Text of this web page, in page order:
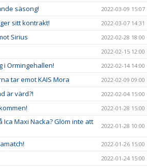
säsong! 2022-03-09 15:07
sitt kontrakt! 2022-03-07 14:31
Sirius 2022-02-28 18:00
2022-02-15 12:00
i Ormingehallen! 2022-02-14 14:00
tar emot KAIS Mora 2022-02-09 09:00
är värd?! 2022-02-04 15:00
2022-01-28 15:00
Maxi Nacka? Glöm inte att
2022-01-28 10:00
2022-01-26 15:00
2022-01-24 15:00